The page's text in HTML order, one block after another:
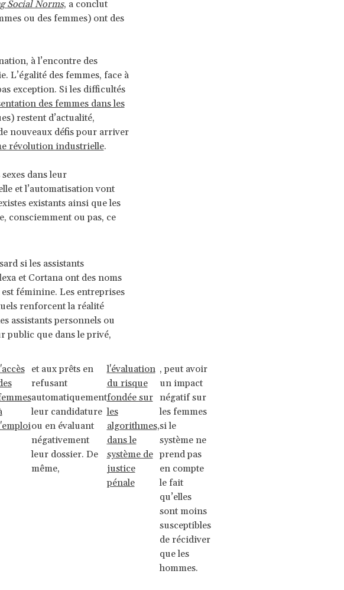
Social Norms, a conclut
ou des femmes) ont des
à l’encontre des
L’égalité des femmes, face à
exception. Si les difficultés
des femmes dans les
restent d’actualité,
nouveaux défis pour arriver
révolution industrielle.
dans leur
et l’automatisation vont
existants ainsi que les
consciemment ou pas, ce
si les assistants
et Cortana ont des noms
féminine. Les entreprises
renforcent la réalité
assistants personnels ou
public que dans le privé,
et aux prêts en
refusant
automatiquement
leur candidature
ou en évaluant
négativement
leur dossier. De
même,
l'évaluation
du risque
fondée sur
les
algorithmes,
dans le
système de
justice
pénale
, peut avoir
un impact
négatif sur
les femmes
si le
système ne
prend pas
en compte
le fait
qu’elles
sont moins
susceptibles
de récidiver
que les
hommes.